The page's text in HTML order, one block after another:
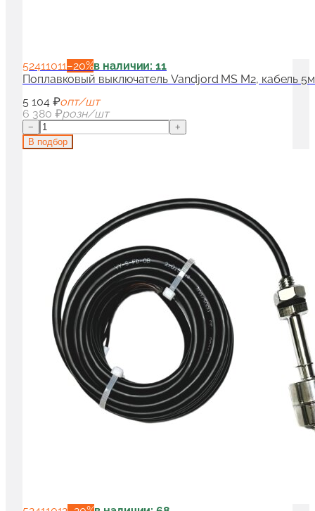
52411011−20%в наличии: 11
Поплавковый выключатель Vandjord MS M2, кабель 5м
5 104 ₽опт/шт
6 380 ₽розн/шт
−
+
В подбор